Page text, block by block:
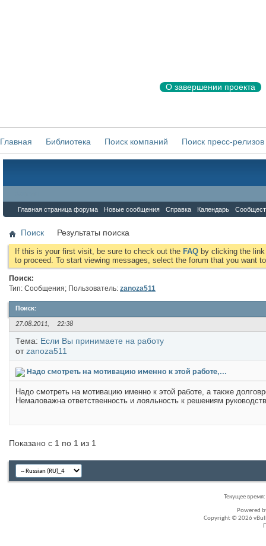
О завершении проекта
Главная Библиотека Поиск компаний Поиск пресс-релизов
Главная страница форума Новые сообщения Справка Календарь
Поиск Результаты поиска
If this is your first visit, be sure to check out the FAQ by clicking the
to proceed. To start viewing messages, select the forum that you want
Поиск:
Тип: Сообщения; Пользователь: zanoza511
Поиск:
27.08.2011, 22:38
Тема: Если Вы принимаете на работу
отzanoza511
Надо смотреть на мотивацию именно к этой работе,...
Надо смотреть на мотивацию именно к этой работе, а также
Немаловажна ответственность и лояльность к решениям
Показано с 1 по 1 из 1
Текущее время:
Powered
Copyright © 2026